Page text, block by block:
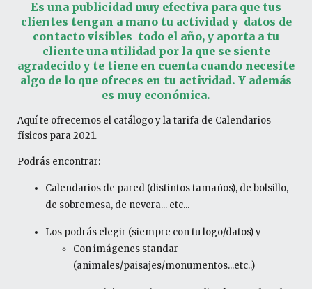
Es una publicidad muy efectiva para que tus
clientes tengan a mano tu actividad y datos de
contacto visibles todo el año, y aporta a tu
cliente una utilidad por la que se siente
agradecido y te tiene en cuenta cuando necesite
algo de lo que ofreces en tu actividad. Y además
es muy económica.
Aquí te ofrecemos el catálogo y la tarifa de Calendarios
físicos para 2021.
Podrás encontrar:
Calendarios de pared (distintos tamaños), de bolsillo,
de sobremesa, de nevera... etc...
Los podrás elegir (siempre con tu logo/datos) y
Con imágenes standar
(animales/paisajes/monumentos...etc..)